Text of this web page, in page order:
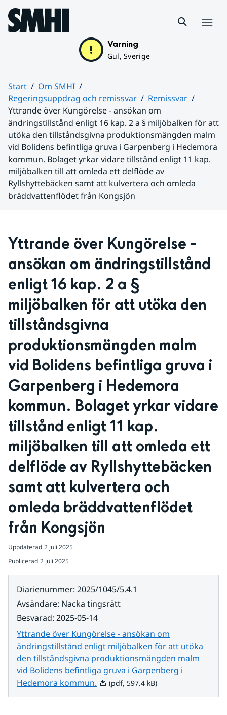
Hoppa till sidans innehåll
Varning
Gul, Sverige
Start
Om SMHI
Regeringsuppdrag och remissvar
Remissvar
Yttrande över Kungörelse - ansökan om
ändringstillstånd enligt 16 kap. 2 a § miljöbalken för att
utöka den tillståndsgivna produktionsmängden malm
vid Bolidens befintliga gruva i Garpenberg i Hedemora
kommun. Bolaget yrkar vidare tillstånd enligt 11 kap.
miljöbalken till att omleda ett delflöde av
Ryllshyttebäcken samt att kulvertera och omleda
bräddvattenflödet från Kongsjön
Yttrande över Kungörelse -
ansökan om ändringstillstånd
enligt 16 kap. 2 a §
miljöbalken för att utöka den
tillståndsgivna
produktionsmängden malm
vid Bolidens befintliga gruva i
Garpenberg i Hedemora
kommun. Bolaget yrkar vidare
tillstånd enligt 11 kap.
miljöbalken till att omleda ett
delflöde av Ryllshyttebäcken
samt att kulvertera och
omleda bräddvattenflödet
från Kongsjön
Uppdaterad 2 juli 2025
Publicerad 2 juli 2025
Diarienummer: 2025/1045/5.4.1
Avsändare: Nacka tingsrätt
Besvarad: 2025-05-14
Yttrande över Kungörelse - ansökan om
ändringstillstånd enligt miljöbalken för att utöka
den tillståndsgivna produktionsmängden malm
vid Bolidens befintliga gruva i Garpenberg i
Hedemora kommun. Pdf, 597.4 kB.
(pdf, 597.4 kB)